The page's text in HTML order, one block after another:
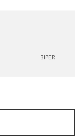
BIPER